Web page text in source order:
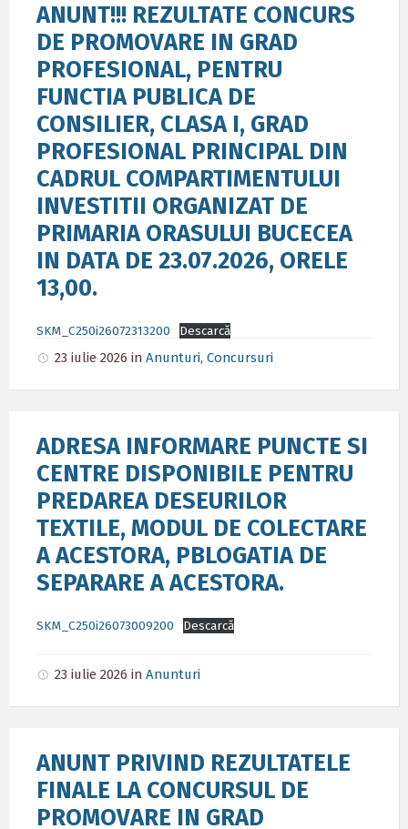
ANUNT!!! REZULTATE CONCURS
DE PROMOVARE IN GRAD
PROFESIONAL, PENTRU
FUNCTIA PUBLICA DE
CONSILIER, CLASA I, GRAD
PROFESIONAL PRINCIPAL DIN
CADRUL COMPARTIMENTULUI
INVESTITII ORGANIZAT DE
PRIMARIA ORASULUI BUCECEA
IN DATA DE 23.07.2026, ORELE
13,00.
SKM_C250i26072313200 Descarcă
23 iulie 2026 in Anunturi, Concursuri
ADRESA INFORMARE PUNCTE SI
CENTRE DISPONIBILE PENTRU
PREDAREA DESEURILOR
TEXTILE, MODUL DE COLECTARE
A ACESTORA, PBLOGATIA DE
SEPARARE A ACESTORA.
SKM_C250i26073009200 Descarcă
23 iulie 2026 in Anunturi
ANUNT PRIVIND REZULTATELE
FINALE LA CONCURSUL DE
PROMOVARE IN GRAD